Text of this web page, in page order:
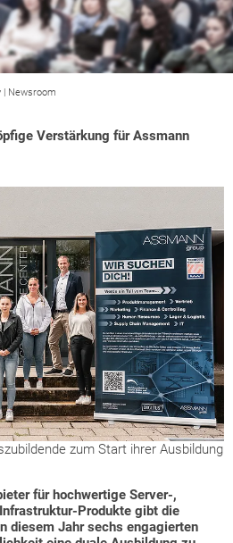
| Newsroom
Verstärkung für Assmann
zum Start ihrer Ausbildung
für hochwertige Server-,
Produkte gibt die
diesem Jahr sechs engagierten